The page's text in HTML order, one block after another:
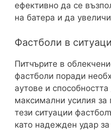
ефективно да се
на батера и да
Фастболи в
Питчърите в
фастболи поради
аутове и
максимални усилия за
тези ситуации
като надежден удар